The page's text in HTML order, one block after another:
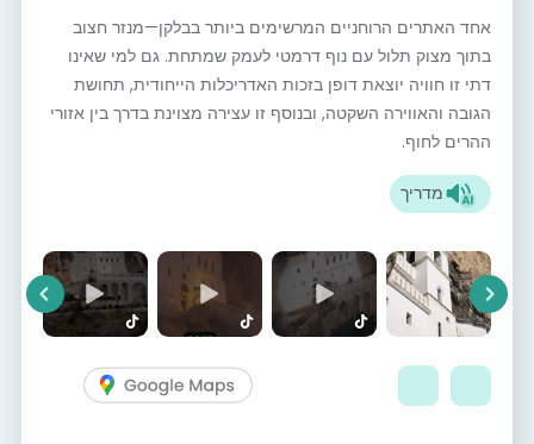
אחד האתרים הרוחניים המרשימים ביותר בבלקן—מנזר חצוב
בתוך מצוק תלול עם נוף דרמטי לעמק שמתחת. גם למי שאינו
דתי זו חוויה יוצאת דופן בזכות האדריכלות הייחודית, תחושת
הגובה והאווירה השקטה, ובנוסף זו עצירה מצוינת בדרך בין אזורי
ההרים לחוף.
מדריך
Next